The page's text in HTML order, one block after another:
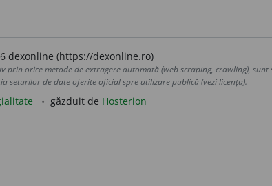
dexonline (https://dexonline.ro)
prin orice metode de extragere automată (web scraping, crawling), sunt
seturilor de date oferite oficial spre utilizare publică (vezi licența).
găzduit de Hosterion